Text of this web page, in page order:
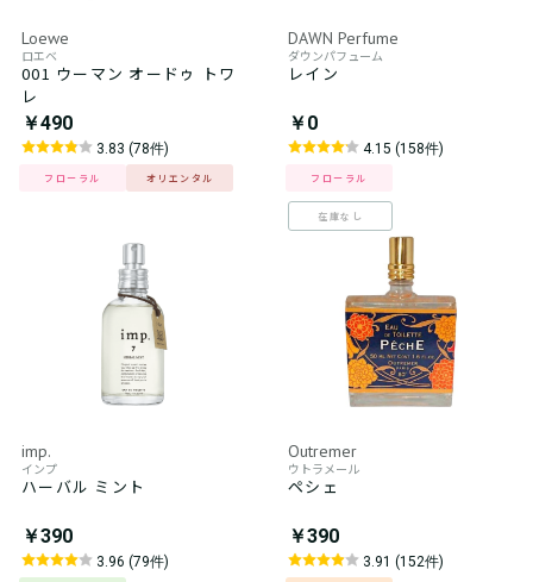
Loewe
ロエベ
001 ウーマン オードゥ トワ
レ
￥490
3.83 (78件)
フローラル オリエンタル
DAWN Perfume
ダウンパフューム
レイン
￥0
4.15 (158件)
フローラル
在庫なし
imp.
インプ
ハーバル ミント
￥390
3.96 (79件)
Outremer
ウトラメール
ペシェ
￥390
3.91 (152件)